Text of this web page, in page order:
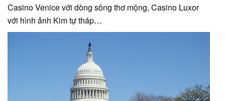
Casino Venice với dòng sông thơ mộng, Casino Luxor
với hình ảnh Kim tự tháp…